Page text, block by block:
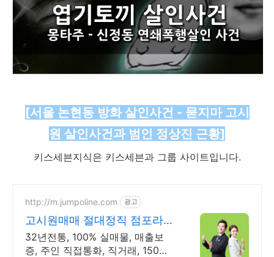
[서울 논현동 방화 살인사건 - 묻지마 고시
원 살인사건과 범인 정상진 근황]
키스세븐지식은 키스세븐과 그룹 사이트입니다.
http://m.jumpoline.com 광고
고시원매매 절대정직 점포라인
빠른 직거래 & 안전중개거래
32년전통, 100% 실매물, 매출보
증, 주인 직접통화, 직거래, 150명